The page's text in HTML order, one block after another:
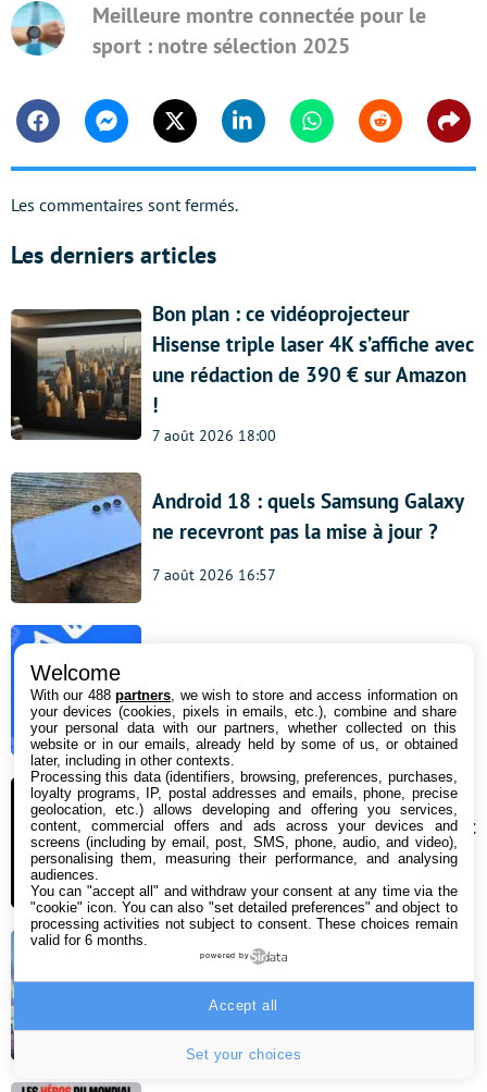
Meilleure montre connectée pour le
sport : notre sélection 2025
FacebookMessengerTwitter Linkedin WhatsappReddit
Les commentaires sont fermés.
Les derniers articles
Bon plan : ce vidéoprojecteur
Hisense triple laser 4K s’affiche avec
une rédaction de 390 € sur Amazon
!
7 août 2026 18:00
Android 18 : quels Samsung Galaxy
ne recevront pas la mise à jour ?
7 août 2026 16:57
deux de ses plus gros défauts
7 août 2026 09:54
iPhone 18 Pro : pourquoi il sera
difficile de l’acheter à son lancement
en septembre
7 août 2026 09:36
GTA 6 : on sait enfin quand sera
diffusée la 3e bande-annonce
6 août 2026 15:16
Welcome
With our 488partners , we wish to store and access information on
your devices (cookies, pixels in emails, etc.), combine and share
your personal data with our partners, whether collected on this
website or in our emails, already held by some of us, or obtained
later, including in other contexts.
Processing this data (identifiers, browsing, preferences, purchases,
loyalty programs, IP, postal addresses and emails, phone, precise
geolocation, etc.) allows developing and offering you services,
content, commercial offers and ads across your devices and
screens (including by email, post, SMS, phone, audio, and video),
personalising them, measuring their performance, and analysing
audiences.
You can "accept all" and withdraw your consent at any time via the
"cookie" icon. You can also "set detailed preferences" and object to
processing activities not subject to consent. These choices remain
valid for 6 months.
powered by
Set your choices
Accept all